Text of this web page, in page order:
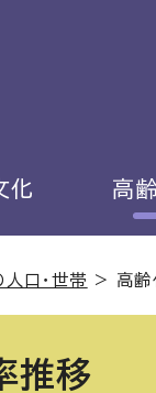
化 高
口・世帯 > 高齢
推移